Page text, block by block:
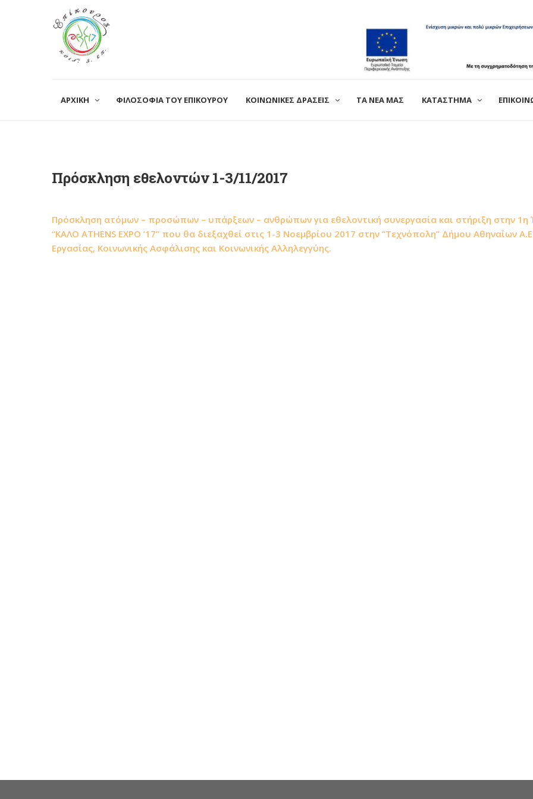
ΑΡΧΙΚΗ ΦΙΛΟΣΟΦΙΑ ΤΟΥ ΕΠΙΚΟΥΡΟΥ ΚΟΙΝΩΝΙΚΕΣ ΔΡΑΣΕΙΣ ΤΑ ΝΕΑ ΜΑΣ ΚΑΤΑΣΤΗΜΑ
Πρόσκληση εθελοντών 1-3/11/2017
Πρόσκληση ατόμων – προσώπων – υπάρξεων – ανθρώπων για εθελοντική συνεργασία και στήριξη στην 1η
“ΚΑΛΟ ATHENS EXPO ’17” που θα διεξαχθεί στις 1-3 Νοεμβρίου 2017 στην “Τεχνόπολη” Δήμου Αθηναίων
Εργασίας, Κοινωνικής Ασφάλισης και Κοινωνικής Αλληλεγγύης.